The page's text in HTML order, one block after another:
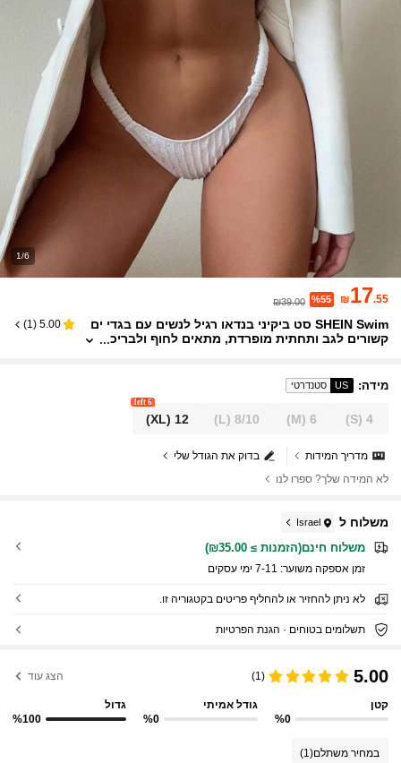
1/6
₪17.55
%55
₪39.00
SHEIN Swim סט ביקיני בנדאו רגיל לנשים עם בגדי ים
קשורים לגב ותחתית מופרדת, מתאים לחוף ולבריכ
5.00
(
1
)
מידה:
US סטנדרטי
4
(S)
6
(M)
8/10
(L)
12
(XL)
6 left
בדוק את הגודל שלי
מדריך המידות
לא המידה שלך? ספרו לנו
משלוח ל Israel
משלוח חינם(הזמנות ≥ ₪35.00)
זמן אספקה ​​משוער: 7-11 ימי עסקים
לא ניתן להחזיר או להחליף פריטים בקטגוריה זו.
תשלומים בטוחים · הגנת הפרטיות
5.00
(1) הצג עוד
קטן
%0
גודל אמיתי
%0
גדול
%100
במחיר משתלם(1)